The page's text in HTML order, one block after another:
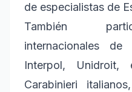
de especialistas de
También
internacionales de
Interpol,
Carabinieri